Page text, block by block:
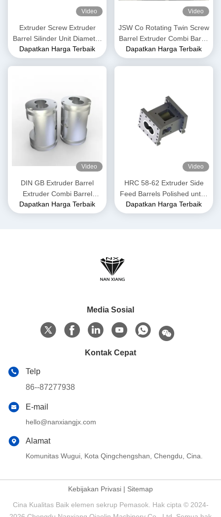
Video
Extruder Screw Extruder
Barrel Silinder Unit Diameter
50mm hingga 300mm
Panjang 3500mm
Dapatkan Harga Terbaik
Video
JSW Co Rotating Twin Screw
Barrel Extruder Combi Barrel
Screw Segments Untuk
Produk PPE
Dapatkan Harga Terbaik
Video
DIN GB Extruder Barrel
Extruder Combi Barrel
Extrusion Untuk Twin Screw
Extrusion
Dapatkan Harga Terbaik
Video
HRC 58-62 Extruder Side
Feed Barrels Polished untuk
Industri Pangan dan Pangan
Dapatkan Harga Terbaik
Media Sosial
Kontak Cepat
Telp
86--87277938
E-mail
hello@nanxiangjx.com
Alamat
Komunitas Wugui, Kota Qingchengshan, Chengdu, Cina.
Kebijakan Privasi | Sitemap
Cina Kualitas Baik elemen sekrup Pemasok. Hak cipta © 2024-